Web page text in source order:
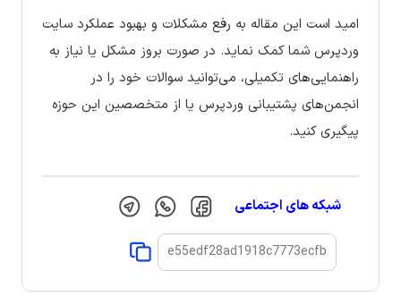
امید است این مقاله به رفع مشکلات و بهبود عملکرد سایت
وردپرس شما کمک نماید. در صورت بروز مشکل یا نیاز به
راهنمایی‌های تکمیلی، می‌توانید سوالات خود را در
انجمن‌های پشتیبانی وردپرس یا از متخصصین این حوزه
پیگیری کنید.
شبکه های اجتماعی